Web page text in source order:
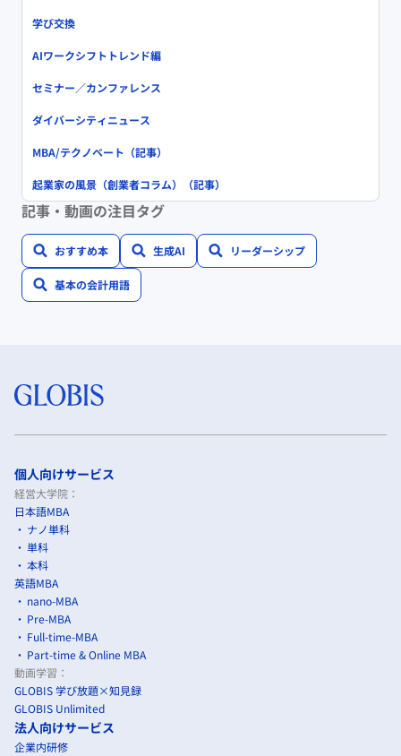
学び交換
AIワークシフトトレンド編
セミナー／カンファレンス
ダイバーシティニュース
MBA/テクノベート（記事）
起業家の風景（創業者コラム）（記事）
記事・動画の注目タグ
おすすめ本 生成AI リーダーシップ
基本の会計用語
個人向けサービス
経営大学院：
日本語MBA
ナノ単科
単科
本科
英語MBA
nano-MBA
Pre-MBA
Full-time-MBA
Part-time & Online MBA
動画学習：
GLOBIS 学び放題×知見録
GLOBIS Unlimited
法人向けサービス
企業内研修